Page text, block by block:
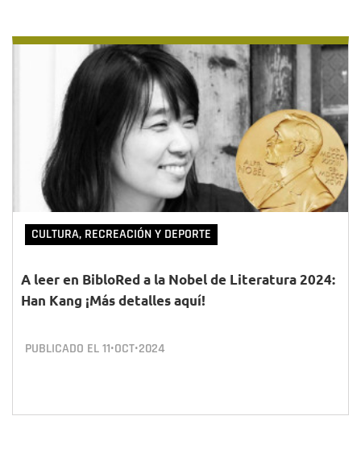
CULTURA, RECREACIÓN Y DEPORTE
A leer en BibloRed a la Nobel de Literatura 2024:
Han Kang ¡Más detalles aquí!
PUBLICADO EL11•OCT•2024